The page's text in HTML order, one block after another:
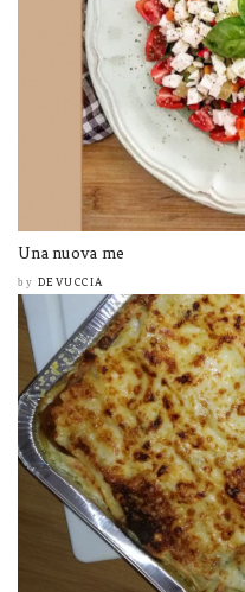
Una nuova me
by DEVUCCIA